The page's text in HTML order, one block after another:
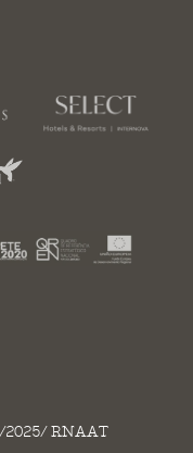
2025/ RNAAT